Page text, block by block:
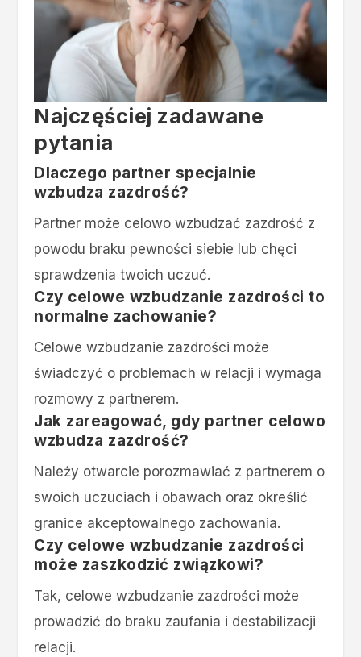
Najczęściej zadawane
pytania
Dlaczego partner specjalnie
wzbudza zazdrość?
Partner może celowo wzbudzać zazdrość z
powodu braku pewności siebie lub chęci
sprawdzenia twoich uczuć.
Czy celowe wzbudzanie zazdrości to
normalne zachowanie?
Celowe wzbudzanie zazdrości może
świadczyć o problemach w relacji i wymaga
rozmowy z partnerem.
Jak zareagować, gdy partner celowo
wzbudza zazdrość?
Należy otwarcie porozmawiać z partnerem o
swoich uczuciach i obawach oraz określić
granice akceptowalnego zachowania.
Czy celowe wzbudzanie zazdrości
może zaszkodzić związkowi?
Tak, celowe wzbudzanie zazdrości może
prowadzić do braku zaufania i destabilizacji
relacji.